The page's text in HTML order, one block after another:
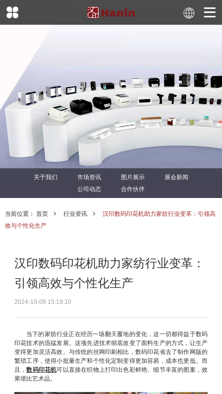
关于我们 市场资讯 图片展示
展会新闻
公司动态
合作伙伴
当前位置： 首页 行业资讯
汉印数码印花机助力家纺行业变革：引领高
效与个性化生产
汉印数码印花机助力家纺行业变革：
引领高效与个性化生产
2024-10-08 15:19:10
当下的家纺行业正在经历一场翻天覆地的变化，这一切都得益于数码
印花技术的迅猛发展。这项先进技术彻底改变了面料生产的方式，让生产
变得更加灵活高效。与传统的丝网印刷相比，数码印花省去了制作网版的
繁琐工序，使得小批量生产和个性化定制变得更加容易，成本也更低。而
且，数码印花机可以直接在织物上打印出色彩鲜艳、细节丰富的图案，效
果堪比艺术品。